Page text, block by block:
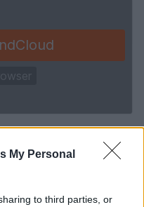
My Personal
to third parties, or
δεν πετούσαν,